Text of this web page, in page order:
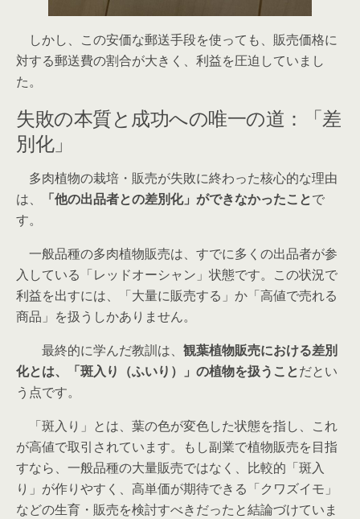
しかし、この安価な郵送手段を使っても、販売価格に
対する郵送費の割合が大きく、利益を圧迫していまし
た。
失敗の本質と成功への唯一の道：「差
別化」
多肉植物の栽培・販売が失敗に終わった核心的な理由
は、
「他の出品者との差別化」ができなかったことで
す。
一般品種の多肉植物販売は、すでに多くの出品者が参
入している「レッドオーシャン」状態です。この状況で
利益を出すには、「大量に販売する」か「高値で売れる
商品」を扱うしかありません。
最終的に学んだ教訓は、 観葉植物販売における差別
化とは、「斑入り（ふいり）」の植物を扱うことだとい
う点です。
「斑入り」とは、葉の色が変色した状態を指し、これ
が高値で取引されています。もし副業で植物販売を目指
すなら、一般品種の大量販売ではなく、比較的「斑入
り」が作りやすく、高単価が期待できる「クワズイモ」
などの生育・販売を検討すべきだったと結論づけていま